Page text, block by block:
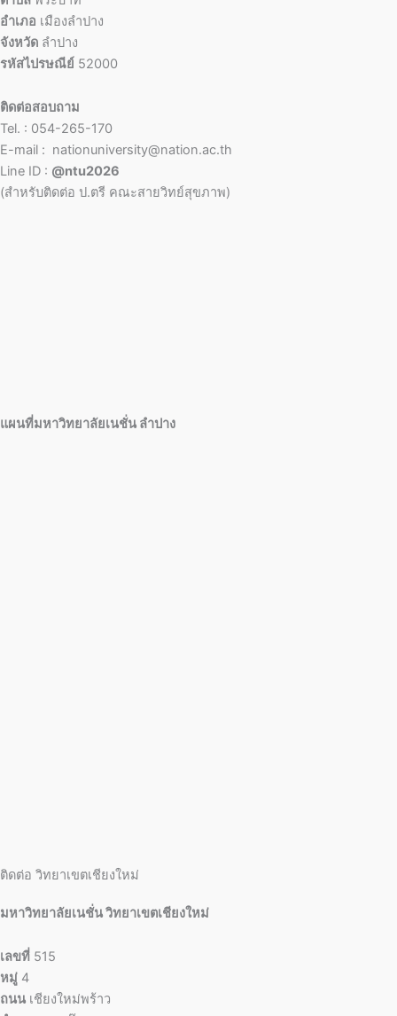
อำเภอ เมืองลำปาง
จังหวัด ลำปาง
รหัสไปรษณีย์ 52000
ติดต่อสอบถาม
Tel. : 054-265-170
E-mail : nationuniversity@nation.ac.th
Line ID : @ntu2026
(สำหรับติดต่อ ป.ตรี คณะสายวิทย์สุขภาพ)
แผนที่มหาวิทยาลัยเนชั่น ลำปาง
ติดต่อ วิทยาเขตเชียงใหม่
มหาวิทยาลัยเนชั่น วิทยาเขตเชียงใหม่
เลขที่ 515
หมู่ 4
ถนน เชียงใหม่พร้าว